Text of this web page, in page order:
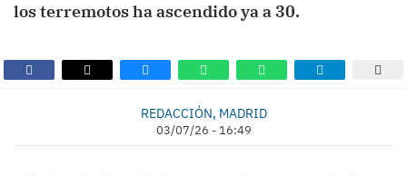
los terremotos ha ascendido ya a 30.
REDACCIÓN, MADRID
03/07/26 - 16:49